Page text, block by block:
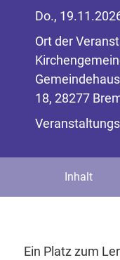
Do.,
Ort der
18, 28277
Inhalt
Ein Platz zum